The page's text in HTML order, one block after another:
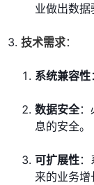
业做出数据
技术需求：
系统兼容性
数据安全：
息的安全。
可扩展性
来的业务增